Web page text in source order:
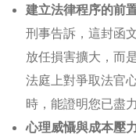
建立法律程序的前
刑事告訴，這封函
放任損害擴大，而
法庭上對爭取法官
時，能證明您已盡
心理威懾與成本壓